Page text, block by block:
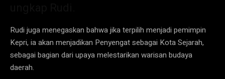
Rudi juga menegaskan bahwa jika terpilih menjadi pemimpin
Kepri, ia akan menjadikan Penyengat sebagai Kota Sejarah,
sebagai bagian dari upaya melestarikan warisan budaya
daerah.